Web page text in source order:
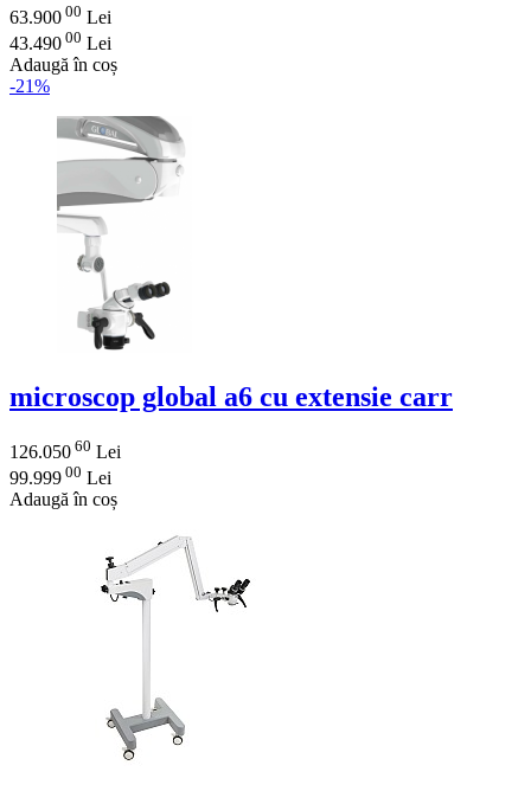
63.900 00 Lei
43.490 00 Lei
Adaugă în coș
-21%
microscop global a6 cu extensie carr
126.050 60 Lei
99.999 00 Lei
Adaugă în coș